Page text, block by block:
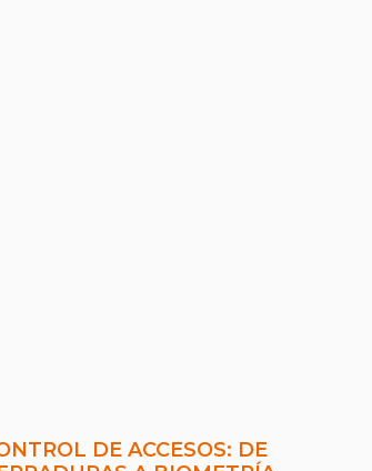
DE ACCESOS: DE